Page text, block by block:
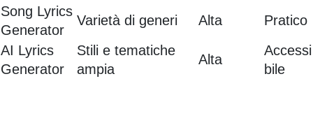
Song Lyrics
Generator
Varietà di generi Alta
Pratico
AI Lyrics
Generator
Stili e tematiche
ampia
Alta
Accessi
bile